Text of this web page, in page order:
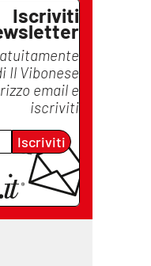
Iscriviti
Il Vibonese
email e
iscriviti
Iscriviti